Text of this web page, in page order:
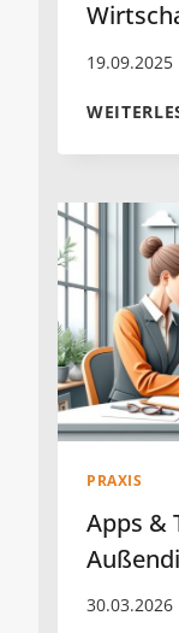
19.09.2025
PRAXIS
Apps &
30.03.2026